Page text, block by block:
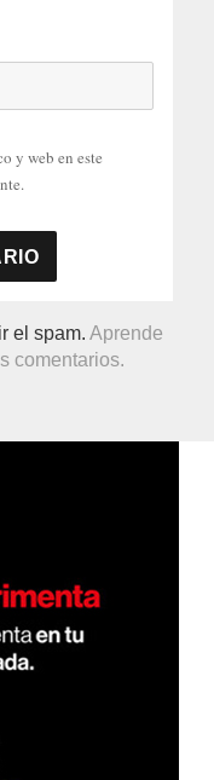
y web en este
el spam.Aprende
comentarios.